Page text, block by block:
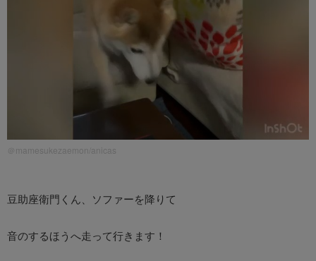
＠mamesukezaemon/anicas
豆助座衛門くん、ソファーを降りて
音のするほうへ走って行きます！